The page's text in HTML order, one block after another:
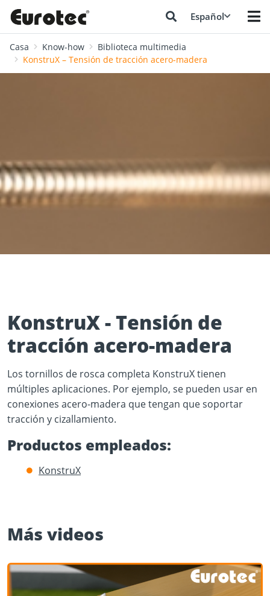
Español
Casa Know-how
Biblioteca multimedia
KonstruX – Tensión de tracción acero-madera
Play Video
YouTube content loads after clicking.
KonstruX - Tensión de
tracción acero-madera
Los tornillos de rosca completa KonstruX tienen
múltiples aplicaciones. Por ejemplo, se pueden usar en
conexiones acero-madera que tengan que soportar
tracción y cizallamiento.
Productos empleados:
KonstruX
Más videos